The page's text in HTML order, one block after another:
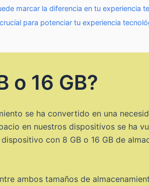
marcar la diferencia en tu experiencia
para potenciar tu experiencia
o 16 GB?
se ha convertido en una
en nuestros dispositivos se ha
con 8 GB o 16 GB de
ambos tamaños de